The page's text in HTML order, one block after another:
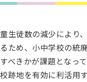
生徒数の減少により
ため、小中学校の統
べきかが課題となって
跡地を有効に利活用